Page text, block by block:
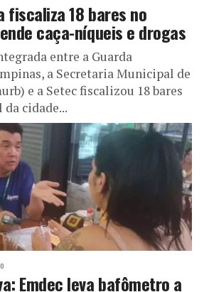
fiscaliza 18 bares no
caça-níqueis e drogas
entre a Guarda
a Secretaria Municipal de
e a Setec fiscalizou 18 bares
cidade...
Emdec leva bafômetro a